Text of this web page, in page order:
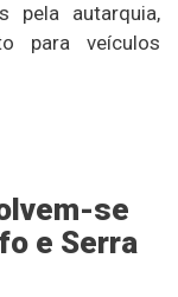
pela autarquia,
para veículos
se
e Serra